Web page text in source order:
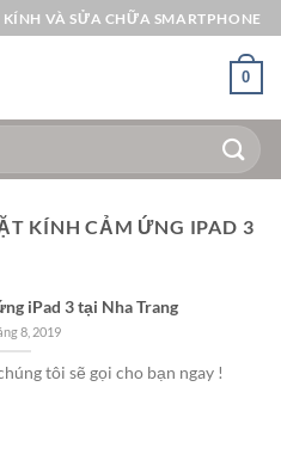
VÀ SỬA CHỮA SMARTPHONE
0
KÍNH CẢM ỨNG IPAD 3
iPad 3 tại Nha Trang
8, 2019
tôi sẽ gọi cho bạn ngay !